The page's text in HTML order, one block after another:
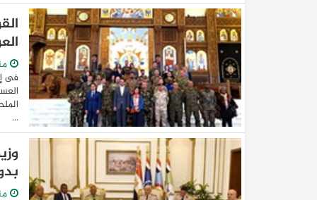
فى
...